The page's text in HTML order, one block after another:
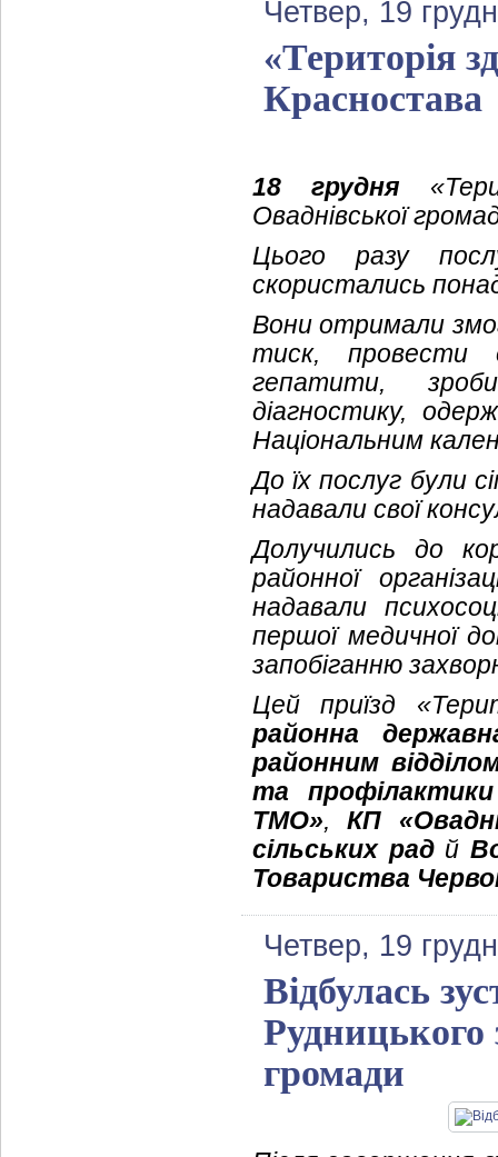
Четвер, 19
«Територія
Красностава
18 грудня
Оваднівської
Цього разу
скористались
Вони отримали
тиск, провести
гепатити,
діагностику,
Національним
До їх послуг були
надавали свої
Долучились до
районної
надавали
першої медичної
запобіганню
Цей приїзд
районна
районним
та
ТМО»,КП
сільських радй
Товариства
Четвер, 19
Відбулась
громади